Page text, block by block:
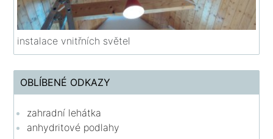
instalace vnitřních světel
OBLÍBENÉ ODKAZY
zahradní lehátka
anhydritové podlahy